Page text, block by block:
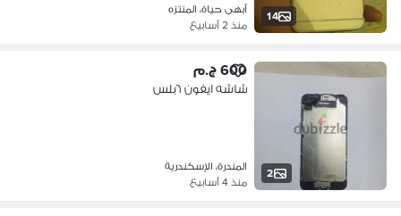
14
أبهى حياة، المنتزه
منذ 2 أسابيع
2
600 ج.م
شاشه ايفون ٦بلس
المندرة، الإسكندرية
منذ 4 أسابيع